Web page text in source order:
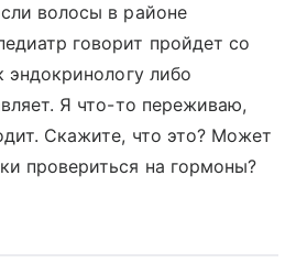
волосы в районе
говорит пройдет со
эндокринологу либо
Я что-то переживаю,
Скажите, что это? Может
провериться на гормоны?